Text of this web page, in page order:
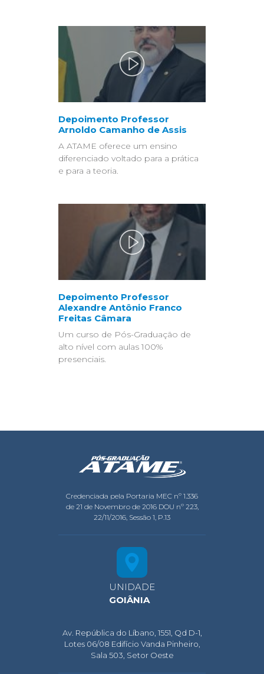
Depoimento Professor
Arnoldo Camanho de Assis
A ATAME oferece um ensino
diferenciado voltado para a prática
e para a teoria.
Depoimento Professor
Alexandre Antônio Franco
Freitas Câmara
Um curso de Pós-Graduação de
alto nível com aulas 100%
presenciais.
Credenciada pela Portaria MEC nº 1.336
de 21 de Novembro de 2016 DOU nº 223,
22/11/2016, Sessão 1, P.13
UNIDADE
GOIÂNIA
Av. República do Líbano, 1551, Qd D-1,
Lotes 06/08 Edifício Vanda Pinheiro,
Sala 503, Setor Oeste